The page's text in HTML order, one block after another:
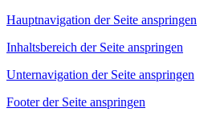
Hauptnavigation der Seite anspringen
Inhaltsbereich der Seite anspringen
Unternavigation der Seite anspringen
Footer der Seite anspringen